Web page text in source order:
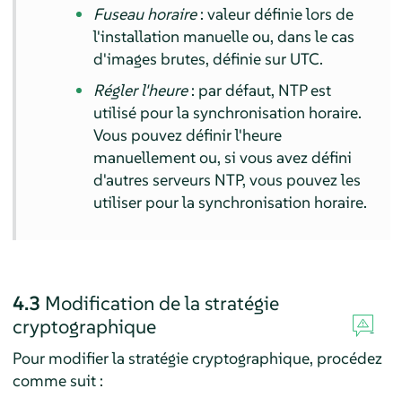
Fuseau horaire: valeur définie lors de
l'installation manuelle ou, dans le cas
d'images brutes, définie sur UTC.
Régler l'heure: par défaut, NTP est
utilisé pour la synchronisation horaire.
Vous pouvez définir l'heure
manuellement ou, si vous avez défini
d'autres serveurs NTP, vous pouvez les
utiliser pour la synchronisation horaire.
4.3 Modification de la stratégie
cryptographique
Pour modifier la stratégie cryptographique, procédez
comme suit :